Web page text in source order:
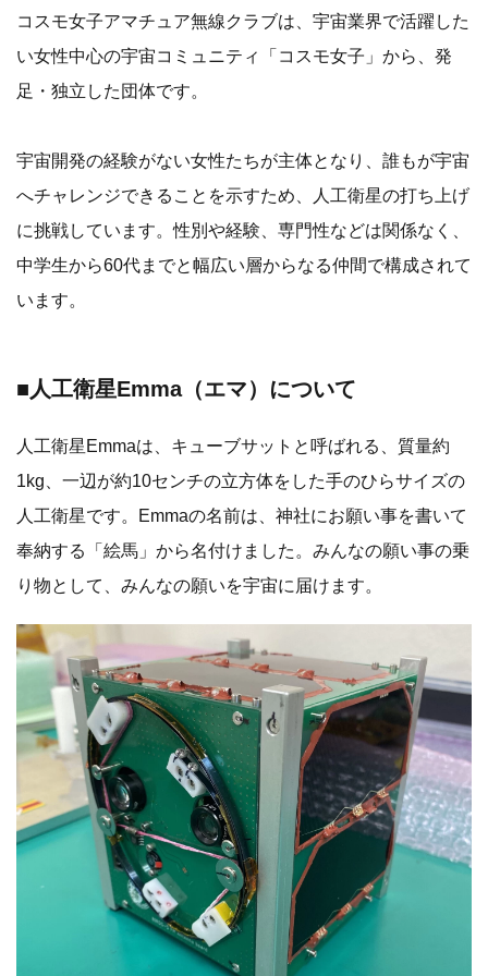
コスモ女子アマチュア無線クラブは、宇宙業界で活躍した
い女性中心の宇宙コミュニティ「コスモ女子」から、発
足・独立した団体です。
宇宙開発の経験がない女性たちが主体となり、誰もが宇宙
へチャレンジできることを示すため、人工衛星の打ち上げ
に挑戦しています。性別や経験、専門性などは関係なく、
中学生から60代までと幅広い層からなる仲間で構成されて
います。
■人工衛星Emma（エマ）について
人工衛星Emmaは、キューブサットと呼ばれる、質量約
1kg、一辺が約10センチの立方体をした手のひらサイズの
人工衛星です。Emmaの名前は、神社にお願い事を書いて
奉納する「絵馬」から名付けました。みんなの願い事の乗
り物として、みんなの願いを宇宙に届けます。